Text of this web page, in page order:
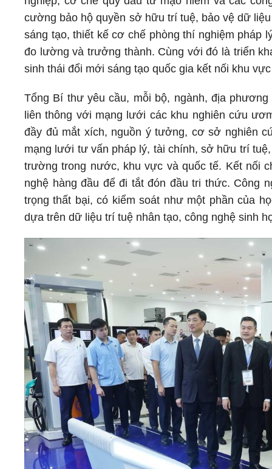
cường bảo hộ quyền sở hữu trí tuệ, bảo vệ dữ
sáng tạo, thiết kế cơ chế phòng thí nghiệm
đo lường và trưởng thành. Cùng với đó là triển
sinh thái đổi mới sáng tạo quốc gia kết nối khu
Tổng Bí thư yêu cầu, mỗi bộ, ngành, địa
liên thông với mạng lưới các khu nghiên cứu
đầy đủ mắt xích, nguồn ý tưởng, cơ sở nghiên
mạng lưới tư vấn pháp lý, tài chính, sở hữu trí
trường trong nước, khu vực và quốc tế. Kết nối
nghệ hàng đầu để đi tắt đón đầu tri thức. Công
trọng thất bại, có kiểm soát như một phần của
dựa trên dữ liệu trí tuệ nhân tạo, công nghệ sinh